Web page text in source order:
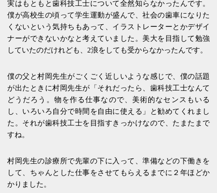
実はもともと歯科技工士について全然知らなかったんです。
僕が高校生の頃って学生運動が盛んで、社会の歯車になりた
くないという気持ちもあって、イラストレーターとかデザイ
ナーができないかなと考えていました。美大を目指して勉強
していたのだけれども、2浪をしても受からなかったんです。
僕の父と村岡先生がごくごく近しいような感じで、僕の話題
が出たときに村岡先生が「それだったら、歯科技工士なんて
どうだろう。物を作る仕事なので、美術的なセンスもいる
し、いろいろ自分で時間を自由に使える」と勧めてくれまし
た。それが歯科技工士を目指すきっかけなので、たまたまで
すね。
村岡先生の診療所で先輩の下に入って、準備などの下働きを
して、ちゃんとした仕事をさせてもらえるまでに２年ほどか
かりました。